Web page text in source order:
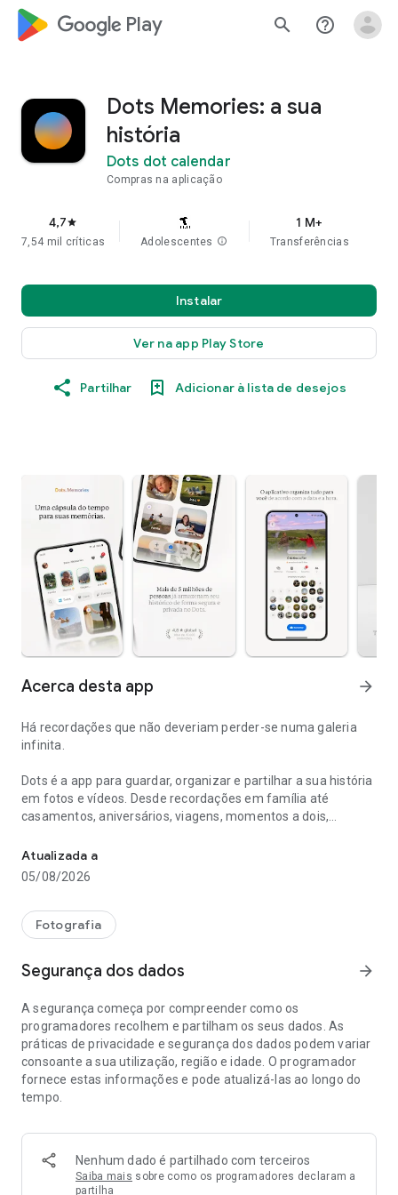
google_logo Play search help_outline
Dots Memories: a sua
história
Dots dot calendar
Compras na aplicação
4,7star
7,54 mil críticas Adolescentes info
1 M+
Transferências
Instalar
Ver na app Play Store
Partilhar Adicionar à lista de desejos
Acerca desta app arrow_forward
Há recordações que não deveriam perder-se numa galeria
infinita.
Dots é a app para guardar, organizar e partilhar a sua história
em fotos e vídeos. Desde recordações em família até
casamentos, aniversários, viagens, momentos a dois,
Dots ajuda-o a reunir o que realmente importa num só lugar.
Um Dotbook é muito mais do que um álbum: é um livro físico
recordações importantes. No Dotbook físico, os vídeos e
integrados nas suas páginas. No Dotbook digital, pode
conservar a sua história em formato PDF e decidir se quer
imprimi-la mais tarde.
Com Dots pode criar dois tipos de espaços:
Guarde e organize a sua vida por etapas: família, casal, filhos,
amigos, viagens, animais ou qualquer momento especial.
Adicione fotos, vídeos, textos e recordações para construir
uma história privada, partilhada e fácil de reviver.
Atualizada a
05/08/2026
Fotografia
Segurança dos dados arrow_forward
A segurança começa por compreender como os
programadores recolhem e partilham os seus dados. As
práticas de privacidade e segurança dos dados podem variar
consoante a sua utilização, região e idade. O programador
fornece estas informações e pode atualizá-las ao longo do
tempo.
Nenhum dado é partilhado com terceiros
Saiba mais sobre como os programadores declaram a
partilha